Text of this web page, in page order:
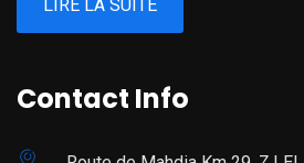
LIRE LA SUITE
Contact Info